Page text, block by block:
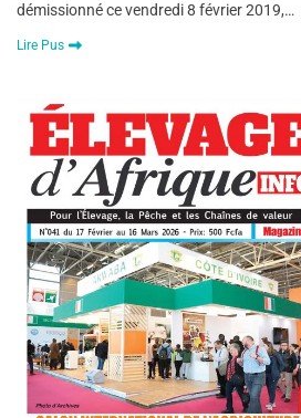
démissionné ce vendredi 8 février 2019,…
Lire Pus